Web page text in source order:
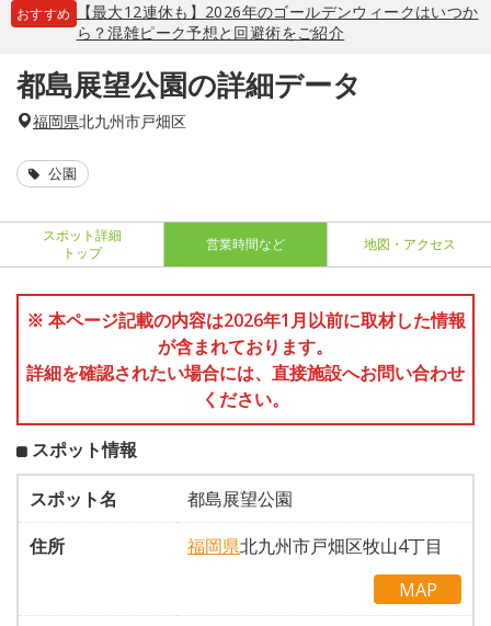
おすすめ
【最大12連休も】2026年のゴールデンウィークはいつか
ら？混雑ピーク予想と回避術をご紹介
都島展望公園の詳細データ
福岡県北九州市戸畑区
公園
スポット詳細
トップ
営業時間など 地図・アクセス
※ 本ページ記載の内容は2026年1月以前に取材した情報
が含まれております。
詳細を確認されたい場合には、直接施設へお問い合わせ
ください。
スポット情報
スポット名
都島展望公園
住所
福岡県北九州市戸畑区牧山4丁目
MAP